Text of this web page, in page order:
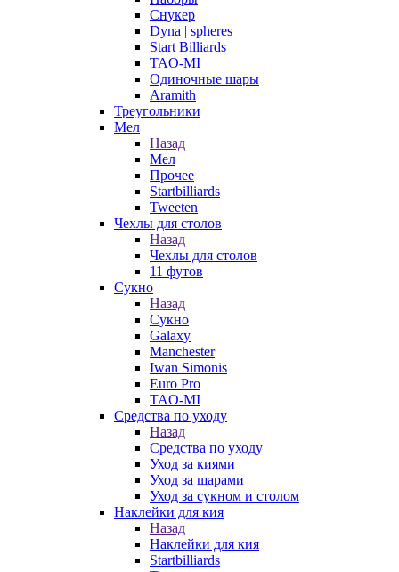
Снукер
Dyna | spheres
Start Billiards
TAO-MI
Одиночные шары
Aramith
Треугольники
Мел
Назад
Мел
Прочее
Startbilliards
Tweeten
Чехлы для столов
Назад
Чехлы для столов
11 футов
Сукно
Назад
Сукно
Galaxy
Manchester
Iwan Simonis
Euro Pro
TAO-MI
Средства по уходу
Назад
Средства по уходу
Уход за киями
Уход за шарами
Уход за сукном и столом
Наклейки для кия
Назад
Наклейки для кия
Startbilliards